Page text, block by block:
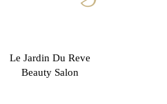
Le Jardin Du Reve
Beauty Salon